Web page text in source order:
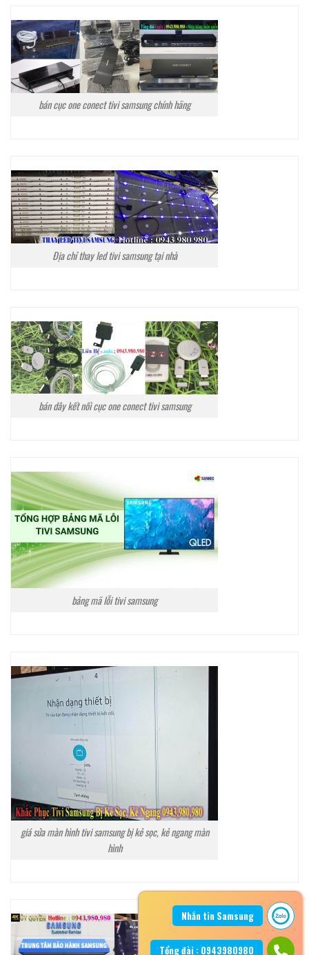
bán cục one conect tivi samsung chính hãng
Địa chỉ thay led tivi samsung tại nhà
bán dây kết nối cục one conect tivi samsung
bảng mã lỗi tivi samsung
giá sửa màn hình tivi samsung bị kẻ sọc, kẻ ngang màn
hình
Nhắn tin Samsung
Tổng đài : 0943980980